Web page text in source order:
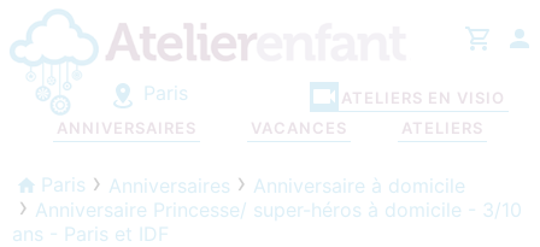
Paris
ANNIVERSAIRES VACANCES ATELIERS
ATELIERS EN VISIO
Paris Anniversaires
Anniversaire à domicile
Anniversaire Princesse/ super-héros à domicile - 3/10
ans - Paris et IDF